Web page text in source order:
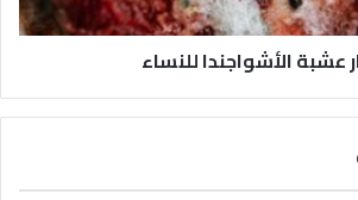
عشبة الأشواجندا للنساء